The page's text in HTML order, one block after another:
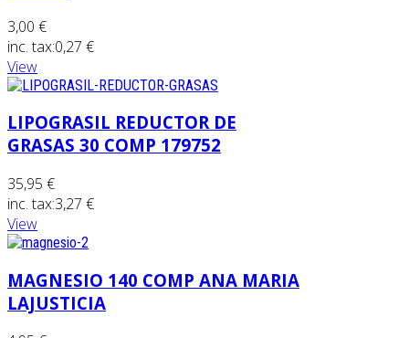
3,00 €
inc. tax:0,27 €
View
LIPOGRASIL REDUCTOR DE
GRASAS 30 COMP 179752
35,95 €
inc. tax:3,27 €
View
MAGNESIO 140 COMP ANA MARIA
LAJUSTICIA